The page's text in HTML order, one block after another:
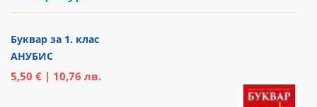
Буквар за 1. клас
АНУБИС
5,50 € | 10,76 лв.